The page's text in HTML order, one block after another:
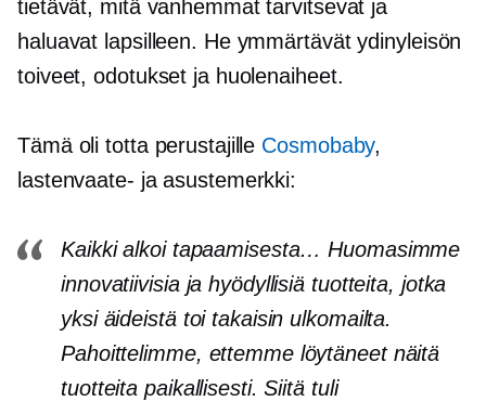
tietävät, mitä vanhemmat tarvitsevat ja
haluavat lapsilleen. He ymmärtävät ydinyleisön
toiveet, odotukset ja huolenaiheet.
Tämä oli totta perustajille Cosmobaby,
lastenvaate- ja asustemerkki:
Kaikki alkoi tapaamisesta… Huomasimme
innovatiivisia ja hyödyllisiä tuotteita, jotka
yksi äideistä toi takaisin ulkomailta.
Pahoittelimme, ettemme löytäneet näitä
tuotteita paikallisesti. Siitä tuli